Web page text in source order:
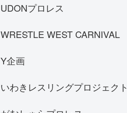
UDONプロレス
WRESTLE WEST CARNIVAL
Y企画
いわきレスリングプロジェクト